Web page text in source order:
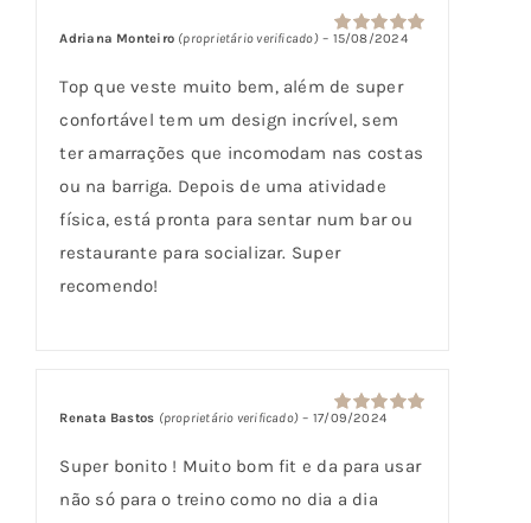
Avaliação
Adriana Monteiro (proprietário verificado) – 15/08/2024
Top que veste muito bem, além de super
confortável tem um design incrível, sem
ter amarrações que incomodam nas costas
ou na barriga. Depois de uma atividade
física, está pronta para sentar num bar ou
restaurante para socializar. Super
recomendo!
Avaliação
Renata Bastos (proprietário verificado) – 17/09/2024
Super bonito ! Muito bom fit e da para usar
não só para o treino como no dia a dia